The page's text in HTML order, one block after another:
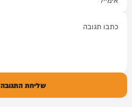
שליחת התגובה